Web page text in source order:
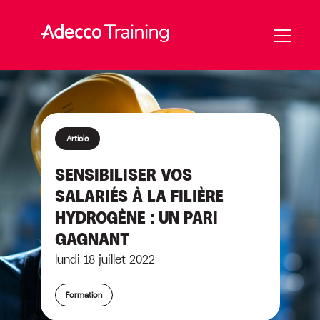
Article
SENSIBILISER VOS
SALARIÉS À LA FILIÈRE
HYDROGÈNE : UN PARI
GAGNANT
lundi 18 juillet 2022
Formation